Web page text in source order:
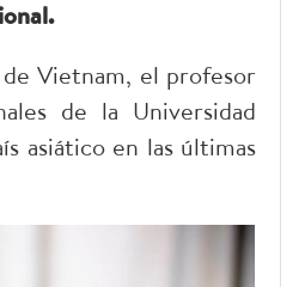
Vietnam, el profesor
de la Universidad
asiático en las últimas